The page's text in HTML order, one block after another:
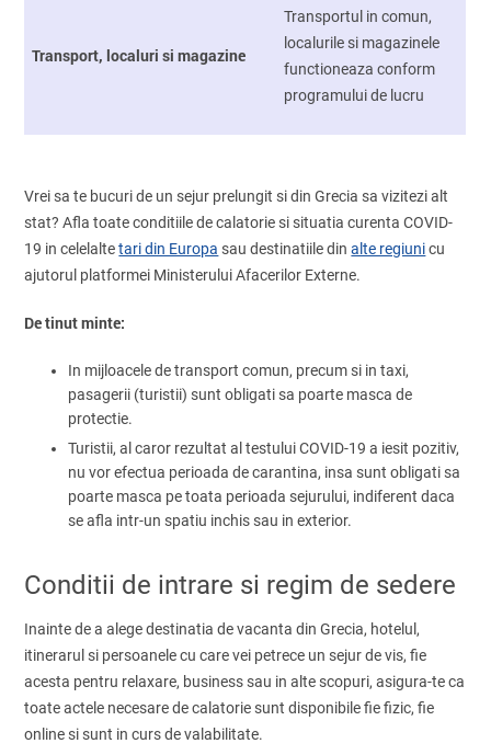
Transport, localuri si magazine
Transportul in comun,
localurile si magazinele
functioneaza conform
programului de lucru
Vrei sa te bucuri de un sejur prelungit si din Grecia sa vizitezi alt
stat? Afla toate conditiile de calatorie si situatia curenta COVID-
19 in celelaltetari din Europa sau destinatiile dinalte regiunicu
ajutorul platformei Ministerului Afacerilor Externe.
De tinut minte:
In mijloacele de transport comun, precum si in taxi,
pasagerii (turistii) sunt obligati sa poarte masca de
protectie.
Turistii, al caror rezultat al testului COVID-19 a iesit pozitiv,
nu vor efectua perioada de carantina, insa sunt obligati sa
poarte masca pe toata perioada sejurului, indiferent daca
se afla intr-un spatiu inchis sau in exterior.
Conditii de intrare si regim de sedere
Inainte de a alege destinatia de vacanta din Grecia, hotelul,
itinerarul si persoanele cu care vei petrece un sejur de vis, fie
acesta pentru relaxare, business sau in alte scopuri, asigura-te ca
toate actele necesare de calatorie sunt disponibile fie fizic, fie
online si sunt in curs de valabilitate.